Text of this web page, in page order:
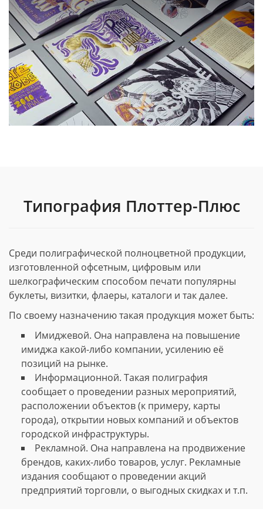
Типография Плоттер-Плюс
Среди полиграфической полноцветной продукции,
изготовленной офсетным, цифровым или
шелкографическим способом печати популярны
буклеты, визитки, флаеры, каталоги и так далее.
По своему назначению такая продукция может быть:
Имиджевой. Она направлена на повышение
имиджа какой-либо компании, усилению её
позиций на рынке.
Информационной. Такая полиграфия
сообщает о проведении разных мероприятий,
расположении объектов (к примеру, карты
города), открытии новых компаний и объектов
городской инфраструктуры.
Рекламной. Она направлена на продвижение
брендов, каких-либо товаров, услуг. Рекламные
издания сообщают о проведении акций
предприятий торговли, о выгодных скидках и т.п.